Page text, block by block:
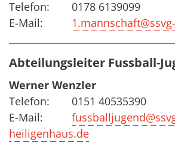
Telefon:
0178 6139099
E-Mail:
Abteilungsleiter Fussball-
Werner Wenzler
Telefon:
0151 40535390
E-Mail:
heiligenhaus.de